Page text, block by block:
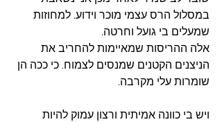
במסלול הרס עצמי מוכר וידוע. למחוזות
שמעלים בי גועל וחרטה.
אלה ההריסות שמאיימות להחריב את
הניצנים הקטנים שמנסים לצמוח. כי ככה הן
שומרות עלי מקרבה.
ויש בי כוונה אמיתית ורצון עמוק להיות